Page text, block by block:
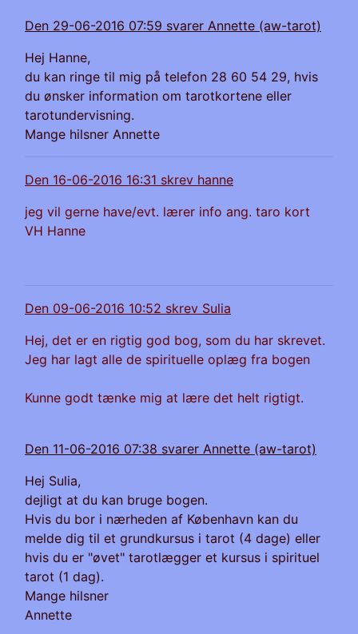
Den 29-06-2016 07:59 svarer Annette (aw-tarot)
Hej Hanne,
du kan ringe til mig på telefon 28 60 54 29, hvis
du ønsker information om tarotkortene eller
tarotundervisning.
Mange hilsner Annette
Den 16-06-2016 16:31 skrev hanne
jeg vil gerne have/evt. lærer info ang. taro kort
VH Hanne
Den 09-06-2016 10:52 skrev Sulia
Hej, det er en rigtig god bog, som du har skrevet.
Jeg har lagt alle de spirituelle oplæg fra bogen
Kunne godt tænke mig at lære det helt rigtigt.
Den 11-06-2016 07:38 svarer Annette (aw-tarot)
Hej Sulia,
dejligt at du kan bruge bogen.
Hvis du bor i nærheden af København kan du
melde dig til et grundkursus i tarot (4 dage) eller
hvis du er "øvet" tarotlægger et kursus i spirituel
tarot (1 dag).
Mange hilsner
Annette